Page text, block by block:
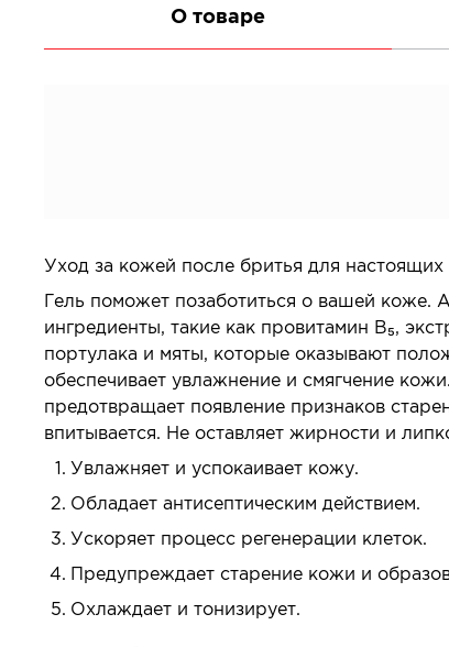
О товаре
Уход за кожей после бритья для
Гель поможет позаботиться о вашей
ингредиенты, такие как провитамин B₅,
портулака и мяты, которые оказывают
обеспечивает увлажнение и смягчение
предотвращает появление признаков
впитывается. Не оставляет жирности и
Увлажняет и успокаивает кожу.
Обладает антисептическим действием.
Ускоряет процесс регенерации клеток.
Предупреждает старение кожи и
Охлаждает и тонизирует.